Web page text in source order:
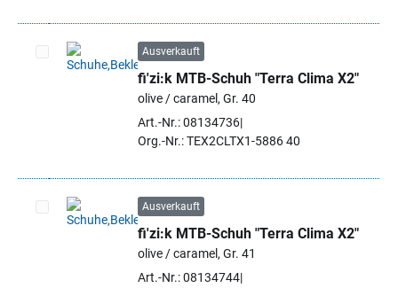
Artikel auswählen
Ausverkauft
fi'zi:k MTB-Schuh "Terra Clima X2"
olive / caramel, Gr. 40
Art.-Nr.: 08134736
Org.-Nr.: TEX2CLTX1-5886 40
Artikel auswählen
Ausverkauft
fi'zi:k MTB-Schuh "Terra Clima X2"
olive / caramel, Gr. 41
Art.-Nr.: 08134744